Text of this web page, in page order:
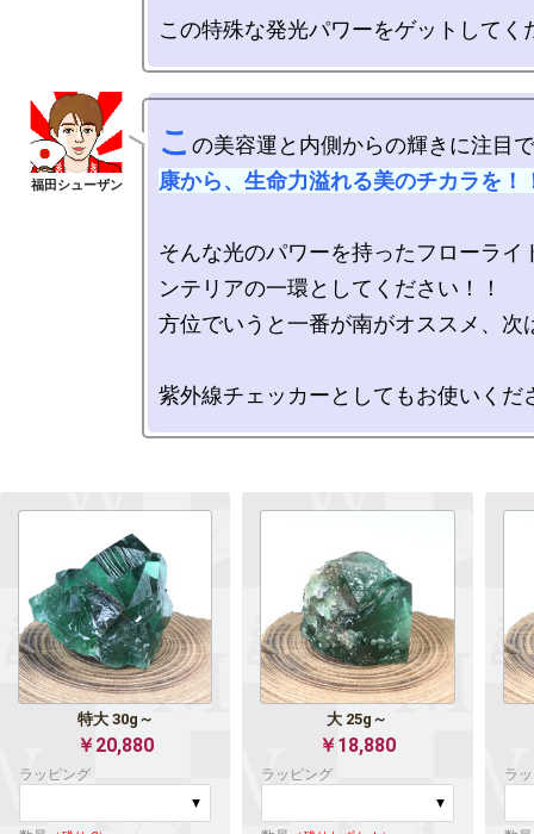
こ の美容運と内側からの輝きに注目
康から、生命力溢れる美のチカラを！
そんな光のパワーを持ったフローライ
ンテリアの一環としてください！！
方位でいうと一番が南がオススメ、次
特大 30g～
￥20,880
ラッピング
大 25g～
￥18,880
ラッピング ラ